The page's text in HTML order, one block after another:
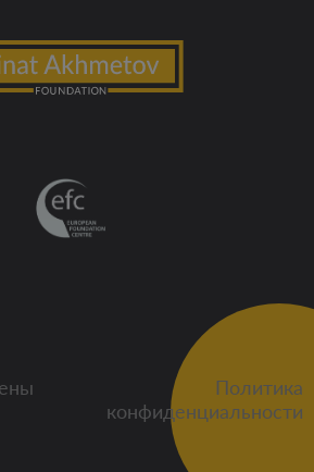
Политика
конфиденциальности